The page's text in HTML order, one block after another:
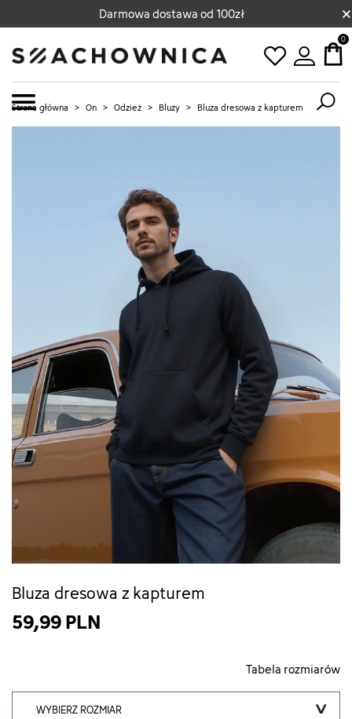
Darmowa dostawa od 100zł ×
0
Strona główna > On > Odzież > Bluzy > Bluza dresowa z kapturem
Bluza dresowa z kapturem
59,99 PLN
Tabela rozmiarów
WYBIERZ ROZMIAR